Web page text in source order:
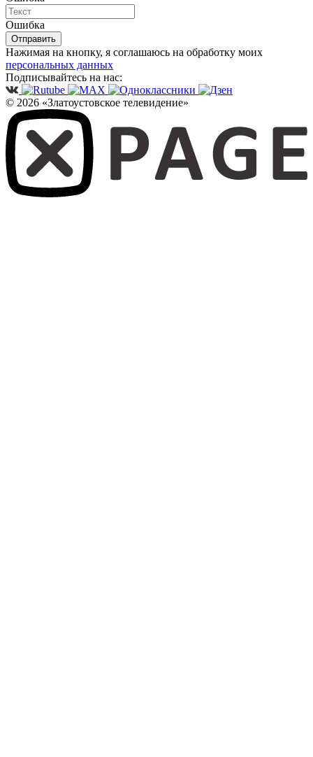
Ошибка
Отправить
Нажимая на кнопку, я соглашаюсь на обработку моих
персональных данных
Подписывайтесь на нас:
© 2026 «Златоустовское телевидение»